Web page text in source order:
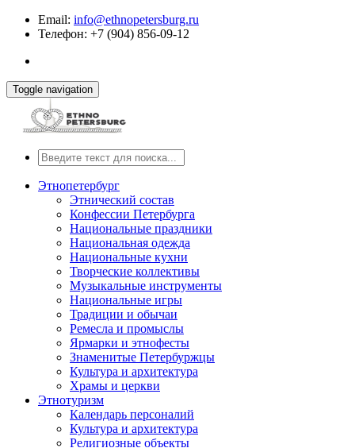
Email: info@ethnopetersburg.ru
Телефон: +7 (904) 856-09-12
Toggle navigation
Этнопетербург
Этнический состав
Конфессии Петербурга
Национальные праздники
Национальная одежда
Национальные кухни
Творческие коллективы
Музыкальные инструменты
Национальные игры
Традиции и обычаи
Ремесла и промыслы
Ярмарки и этнофесты
Знаменитые Петербуржцы
Культура и архитектура
Храмы и церкви
Этнотуризм
Календарь персоналий
Культура и архитектура
Религиозные объекты